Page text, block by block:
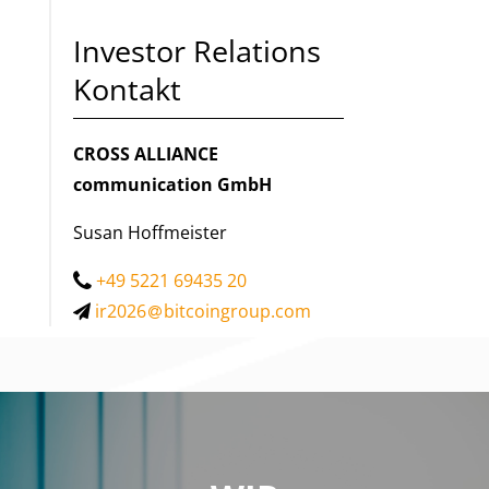
Investor Relations
Kontakt
CROSS ALLIANCE
communication GmbH
Susan Hoffmeister
+49 5221 69435 20
ir2026
bitcoingroup.com